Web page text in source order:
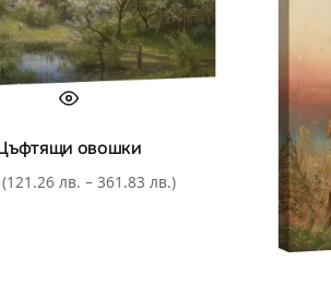
овошки
(121.26 лв. – 361.83 лв.)